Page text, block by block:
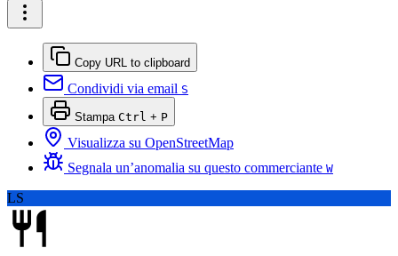
Copy URL to clipboard
Condividi via email S
Stampa Ctrl + P
Visualizza su OpenStreetMap
Segnala un’anomalia su questo commerciante W
LS